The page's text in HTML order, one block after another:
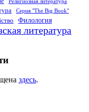
Религиозная литература
Серия "The Big Book"
Филология
литература
здесь.